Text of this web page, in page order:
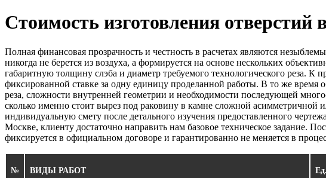
Стоимость изготовления отверстий
Полная финансовая прозрачность и честность в расчетах являются
никогда не берется из воздуха, а формируется на основе нескольких
габаритную толщину слэба и диаметр требуемого технологического реза.
фиксированной ставке за одну единицу проделанной работы. В то же время
реза, сложности внутренней геометрии и необходимости последующей
сколько именно стоит вырез под раковину в камне сложной асимметричной
индивидуальную смету после детального изучения предоставленного
Москве, клиенту достаточно направить нам базовое техническое задание.
фиксируется в официальном договоре и гарантированно не меняется в
№ ВИДЫ РАБОТ